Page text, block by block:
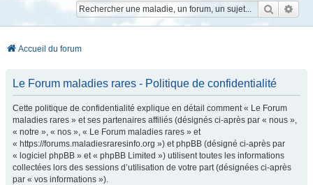
Accueil du forum
Le Forum maladies rares - Politique de confidentialité
Cette politique de confidentialité explique en détail comment « Le Forum
maladies rares » et ses partenaires affiliés (désignés ci-après par « nous »,
« notre », « nos », « Le Forum maladies rares » et
« https://forums.maladiesraresinfo.org ») et phpBB (désigné ci-après par
« logiciel phpBB » et « phpBB Limited ») utilisent toutes les informations
collectées lors des sessions d’utilisation de votre part (désignées ci-après
par « vos informations »).